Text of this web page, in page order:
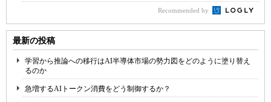
Recommended by
最新の投稿
学習から推論への移行はAI半導体市場の勢力図をどのように塗り替え
るのか
急増するAIトークン消費をどう制御するか？